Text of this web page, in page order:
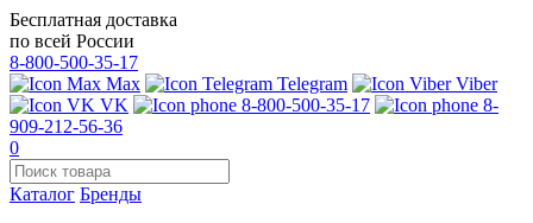
Бесплатная доставка
по всей России
8-800-500-35-17
Max
Telegram
Viber
VK
8-800-500-35-17
8-
909-212-56-36
0
Каталог Бренды